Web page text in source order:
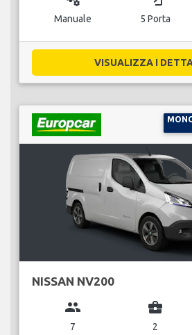
Manuale 5 Porta
VISUALIZZA I
NISSAN NV200
group
7
business_center
2